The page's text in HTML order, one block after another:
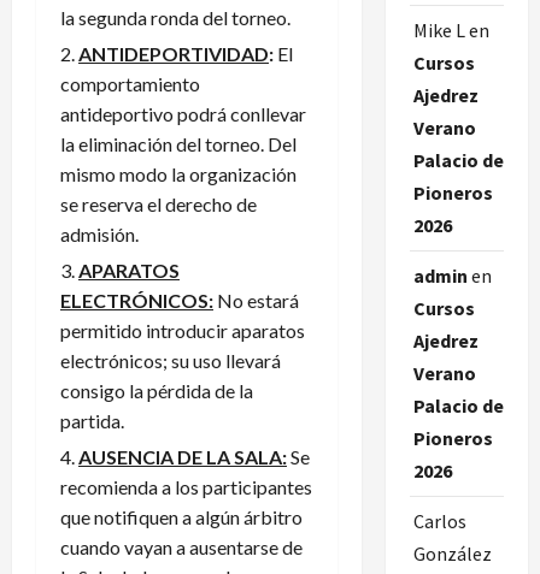
la segunda ronda del torneo.
ANTIDEPORTIVIDAD: El
comportamiento
antideportivo podrá conllevar
la eliminación del torneo. Del
mismo modo la organización
se reserva el derecho de
admisión.
APARATOS
ELECTRÓNICOS: No estará
permitido introducir aparatos
electrónicos; su uso llevará
consigo la pérdida de la
partida.
AUSENCIA DE LA SALA:Se
recomienda a los participantes
que notifiquen a algún árbitro
cuando vayan a ausentarse de
Mike Len
Cursos
Ajedrez
Verano
Palacio de
Pioneros
2026
admin en
Cursos
Ajedrez
Verano
Palacio de
Pioneros
2026
Carlos
González